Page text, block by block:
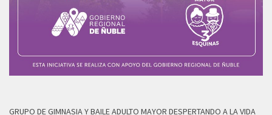
GRUPO DE GIMNASIA Y BAILE ADULTO MAYOR DESPERTANDO A LA VIDA